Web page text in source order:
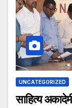
UNCATEGORIZED
साहित्य